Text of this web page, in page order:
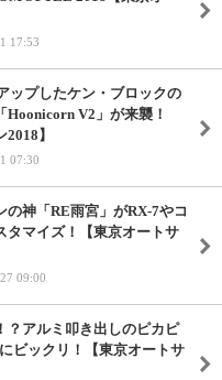
17:53
ップしたケン・ブロックの
Hoonicorn V2」が来襲！
】
07:30
の神「RE雨宮」がRX-7やコ
タマイズ！【東京オートサ
09:00
？アルミ叩き出しのピカピ
ビックリ！【東京オートサ